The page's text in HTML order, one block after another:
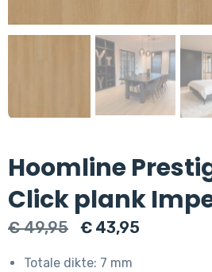
Hoomline
Click plank
€49,95
Oorspronkelijke
€ 43,95
Totale dikte: 7 mm